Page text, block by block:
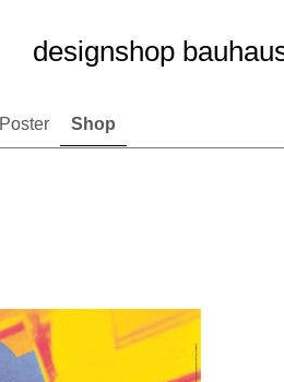
designshop
Poster Shop